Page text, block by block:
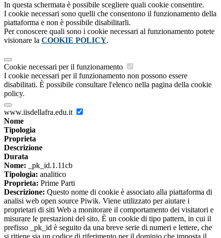
In questa schermata è possibile scegliere quali cookie consentire.
I cookie necessari sono quelli che consentono il funzionamento della
piattaforma e non è possibile disabilitarli.
Per conoscere quali sono i cookie necessari al funzionamento potete
visionare la COOKIE POLICY.
Cookie necessari per il funzionamento
I cookie necessari per il funzionamento non possono essere
disabilitati. È possibile consultare l'elenco nella pagina della cookie
policy.
www.iisdellafra.edu.it
Nome
Tipologia
Proprieta
Descrizione
Durata
Nome: _pk_id.1.11cb
Tipologia: analitico
Proprieta: Prime Parti
Descrizione: Questo nome di cookie è associato alla piattaforma di
analisi web open source Piwik. Viene utilizzato per aiutare i
proprietari di siti Web a monitorare il comportamento dei visitatori e
misurare le prestazioni del sito. È un cookie di tipo pattern, in cui il
prefisso _pk_id è seguito da una breve serie di numeri e lettere, che
si ritiene sia un codice di riferimento per il dominio che imposta il